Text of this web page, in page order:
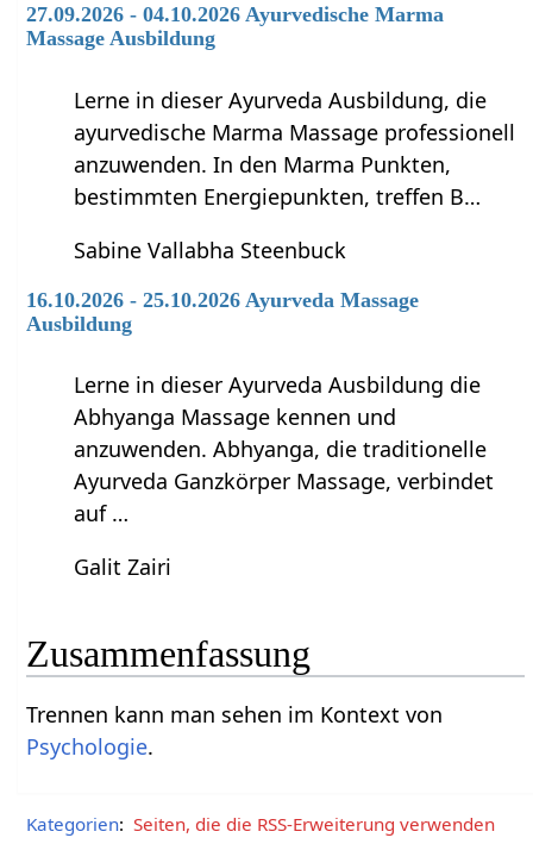
27.09.2026 - 04.10.2026 Ayurvedische Marma
Massage Ausbildung
Lerne in dieser Ayurveda Ausbildung, die
ayurvedische Marma Massage professionell
anzuwenden. In den Marma Punkten,
bestimmten Energiepunkten, treffen B…
Sabine Vallabha Steenbuck
16.10.2026 - 25.10.2026 Ayurveda Massage
Ausbildung
Lerne in dieser Ayurveda Ausbildung die
Abhyanga Massage kennen und
anzuwenden. Abhyanga, die traditionelle
Ayurveda Ganzkörper Massage, verbindet
auf …
Galit Zairi
Zusammenfassung
Trennen‏‎ kann man sehen im Kontext von
Psychologie.
Kategorien: Seiten, die die RSS-Erweiterung verwenden